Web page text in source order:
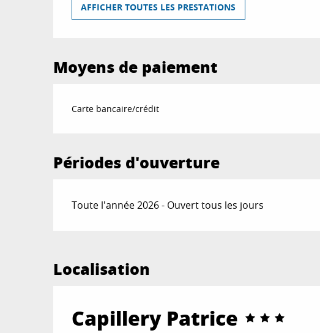
AFFICHER TOUTES LES PRESTATIONS
Moyens de paiement
Carte bancaire/crédit
Périodes d'ouverture
Toute l'année 2026 - Ouvert tous les jours
Localisation
Capillery Patrice